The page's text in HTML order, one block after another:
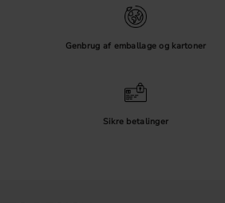
Genbrug af emballage og kartoner
Sikre betalinger